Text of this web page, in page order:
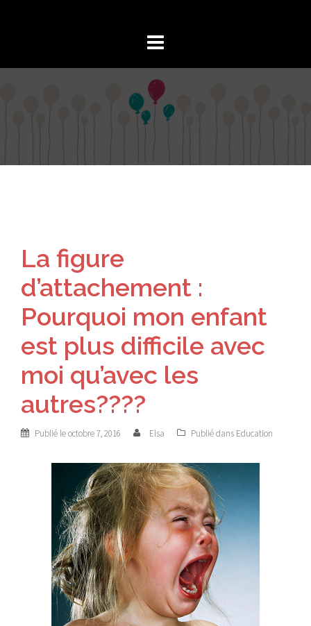
La figure
d’attachement :
Pourquoi mon enfant
est plus difficile avec
moi qu’avec les
autres????
Publié leoctobre 7, 2016 Elsa Publié dans Education